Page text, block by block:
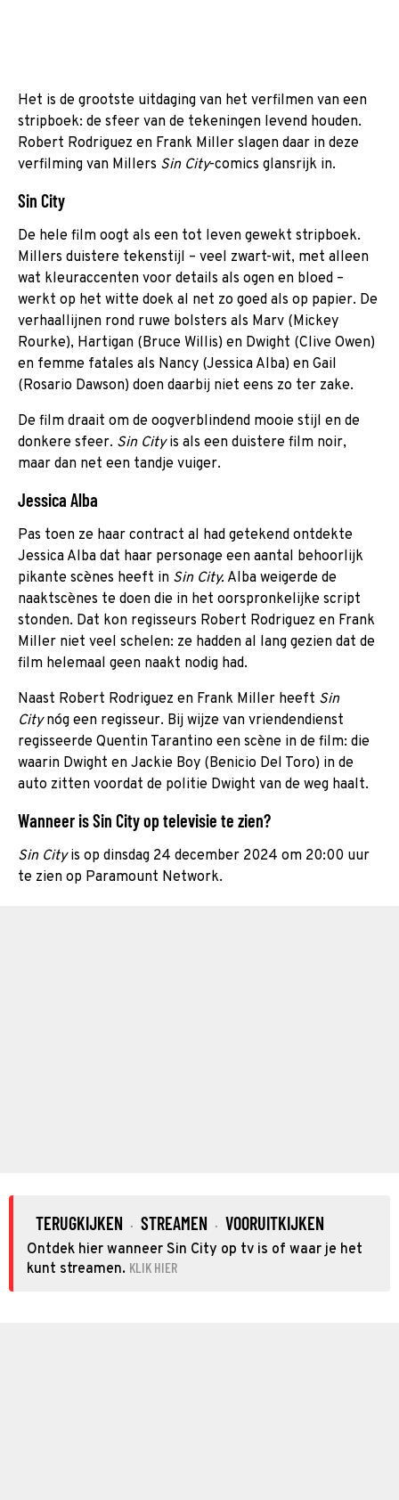
Het is de grootste uitdaging van het verfilmen van een
stripboek: de sfeer van de tekeningen levend houden.
Robert Rodriguez en Frank Miller slagen daar in deze
verfilming van Millers Sin City-comics glansrijk in.
Sin City
De hele film oogt als een tot leven gewekt stripboek.
Millers duistere tekenstijl – veel zwart-wit, met alleen
wat kleuraccenten voor details als ogen en bloed –
werkt op het witte doek al net zo goed als op papier. De
verhaallijnen rond ruwe bolsters als Marv (Mickey
Rourke), Hartigan (Bruce Willis) en Dwight (Clive Owen)
en femme fatales als Nancy (Jessica Alba) en Gail
(Rosario Dawson) doen daarbij niet eens zo ter zake.
De film draait om de oogverblindend mooie stijl en de
donkere sfeer. Sin Cityis als een duistere film noir,
maar dan net een tandje vuiger.
Jessica Alba
Pas toen ze haar contract al had getekend ontdekte
Jessica Alba dat haar personage een aantal behoorlijk
pikante scènes heeft in Sin City. Alba weigerde de
naaktscènes te doen die in het oorspronkelijke script
stonden. Dat kon regisseurs Robert Rodriguez en Frank
Miller niet veel schelen: ze hadden al lang gezien dat de
film helemaal geen naakt nodig had.
Naast Robert Rodriguez en Frank Miller heeft Sin
Citynóg een regisseur. Bij wijze van vriendendienst
regisseerde Quentin Tarantino een scène in de film: die
waarin Dwight en Jackie Boy (Benicio Del Toro) in de
auto zitten voordat de politie Dwight van de weg haalt.
Wanneer is Sin City op televisie te zien?
Sin Cityis op dinsdag 24 december 2024 om 20:00 uur
te zien op Paramount Network.
TERUGKIJKEN · STREAMEN · VOORUITKIJKEN
Ontdek hier wanneer Sin City op tv is of waar je het
kunt streamen. KLIK HIER